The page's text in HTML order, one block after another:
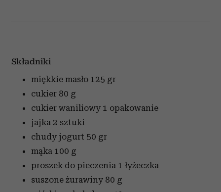
Składniki
miękkie masło 125 gr
cukier 80 g
cukier waniliowy 1 opakowanie
jajka 2 sztuki
chudy jogurt 50 gr
mąka 100 g
proszek do pieczenia 1 łyżeczka
suszone żurawiny 80 g